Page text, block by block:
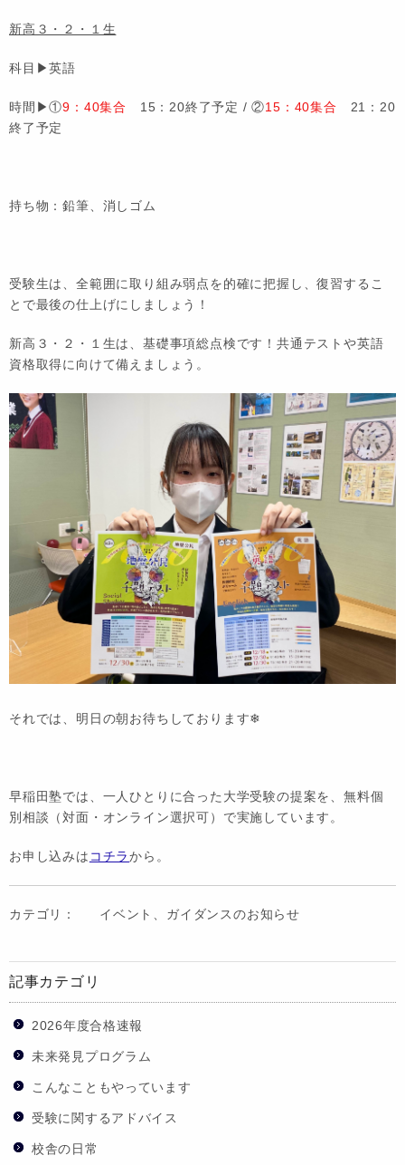
新高３・２・１生
科目▶英語
時間▶①9：40集合 15：20終了予定 / ②15：40集合
21：20
終了予定
持ち物：鉛筆、消しゴム
受験生は、全範囲に取り組み弱点を的確に把握し、復習するこ
とで最後の仕上げにしましょう！
新高３・２・１生は、基礎事項総点検です！共通テストや英語
資格取得に向けて備えましょう。
それでは、明日の朝お待ちしております❄
早稲田塾では、一人ひとりに合った大学受験の提案を、無料個
別相談（対面・オンライン選択可）で実施しています。
お申し込みは コチラから。
カテゴリ： イベント、ガイダンスのお知らせ
記事カテゴリ
2026年度合格速報
未来発見プログラム
こんなこともやっています
受験に関するアドバイス
校舎の日常